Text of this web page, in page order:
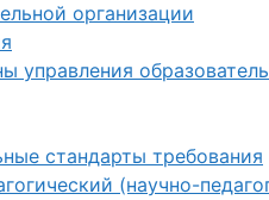
организации
управления
стандарты требования
(научно-